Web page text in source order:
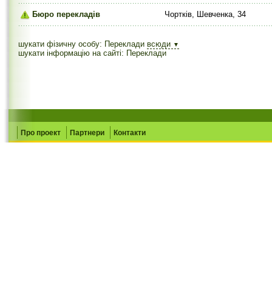
Бюро перекладів Чортків, Шевченка, 34
шукати фізичну особу: Переклади всюди ▼
шукати інформацію на сайті: Переклади
Про проект Партнери Контакти